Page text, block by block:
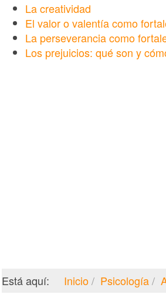
La creatividad
El valor o valentía como
La perseverancia como
Los prejuicios: qué son y
Está aquí: Inicio Psicología